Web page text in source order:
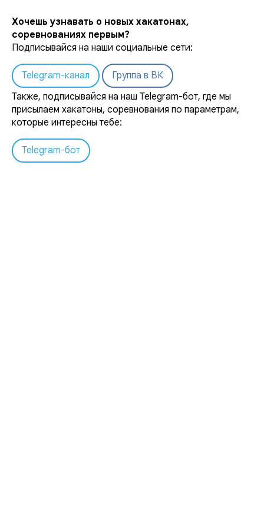
Хочешь узнавать о новых хакатонах,
соревнованиях первым?
Подписывайся на наши социальные сети:
Telegram-канал
Группа в ВК
Также, подписывайся на наш Telegram-бот, где мы
присылаем хакатоны, соревнования по параметрам,
которые интересны тебе:
Telegram-бот